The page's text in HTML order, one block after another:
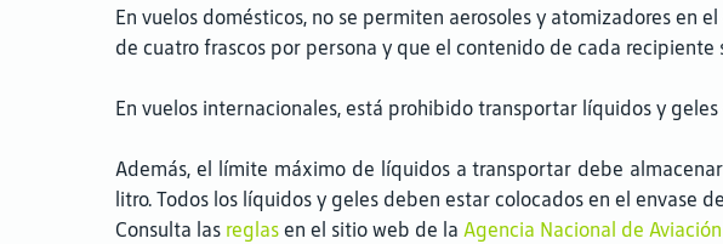
En vuelos domésticos, no se permiten aerosoles y atomizadores en
de cuatro frascos por persona y que el contenido de cada recipiente
En vuelos internacionales, está prohibido transportar líquidos y
Además, el límite máximo de líquidos a transportar debe
litro. Todos los líquidos y geles deben estar colocados en el
Consulta las reglas en el sitio web de la Agencia Nacional de Aviación